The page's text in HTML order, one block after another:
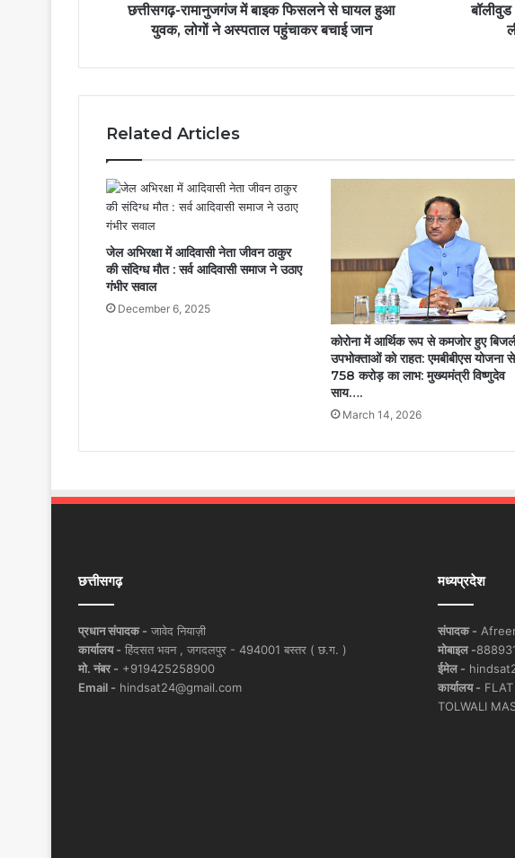
छत्तीसगढ़-रामानुजगंज में बाइक फिसलने से घायल हुआ
युवक, लोगों ने अस्पताल पहुंचाकर बचाई जान
Related Articles
जेल अभिरक्षा में आदिवासी नेता जीवन ठाकुर
की संदिग्ध मौत : सर्व आदिवासी समाज ने उठाए
गंभीर सवाल
December 6, 2025
कोरोना में आर्थिक रूप से कमजोर हुए
उपभोक्ताओं को राहत: एमबीबीएस योजना से
758 करोड़ का लाभ: मुख्यमंत्री विष्णुदेव
साय….
March 14, 2026
छत्तीसगढ़
प्रधान संपादक - जावेद नियाज़ी
कार्यालय - हिंदसत भवन , जगदलपुर - 494001 बस्तर ( छ.ग. )
मो. नंबर - +919425258900
Email - hindsat24@gmail.com
मध्यप्रदेश
संपादक -
मोबाइल -
ईमेल -
कार्यालय -
TOLWALI